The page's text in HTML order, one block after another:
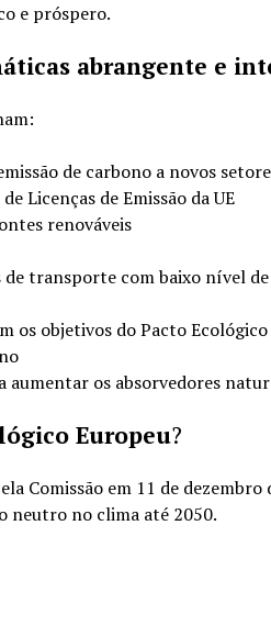
e próspero.
abrangente e
de carbono a novos
Licenças de Emissão da UE
renováveis
transporte com baixo nível
objetivos do Pacto Ecológico
os absorvedores
Europeu?
Comissão em 11 de
neutro no clima até 2050.